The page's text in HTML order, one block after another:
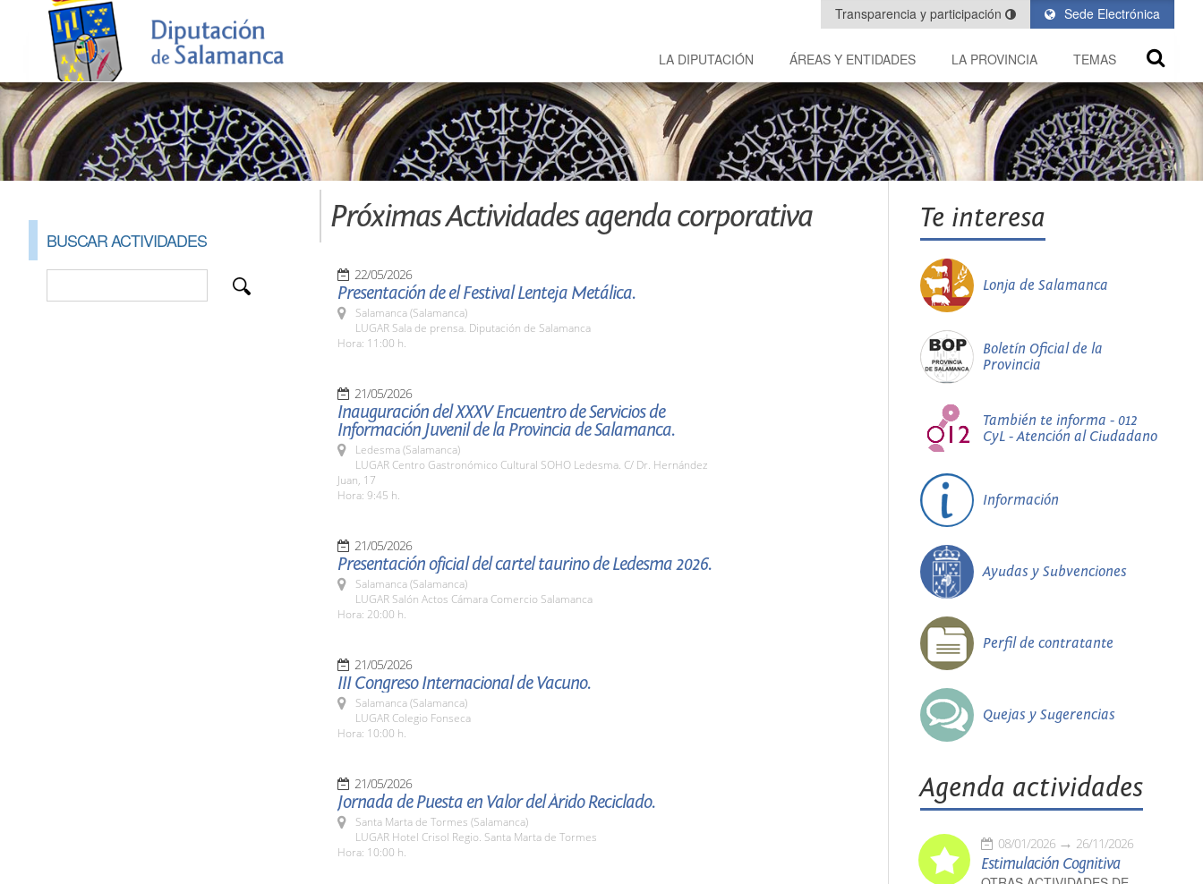
Sede Electrónica
Transparencia y participación
LA DIPUTACIÓN ÁREAS Y ENTIDADES LA PROVINCIA TEMAS
BUSCAR ACTIVIDADES
Próximas Actividades agenda corporativa
22/05/2026
Presentación de el Festival Lenteja Metálica.
Salamanca (Salamanca)
LUGAR Sala de prensa. Diputación de Salamanca
Hora: 11:00 h.
21/05/2026
Inauguración del XXXV Encuentro de Servicios de
Información Juvenil de la Provincia de Salamanca.
Ledesma (Salamanca)
LUGAR Centro Gastronómico Cultural SOHO Ledesma. C/ Dr. Hernández
Juan, 17
Hora: 9:45 h.
21/05/2026
Presentación oficial del cartel taurino de Ledesma 2026.
Salamanca (Salamanca)
LUGAR Salón Actos Cámara Comercio Salamanca
Hora: 20:00 h.
21/05/2026
III Congreso Internacional de Vacuno.
Salamanca (Salamanca)
LUGAR Colegio Fonseca
Hora: 10:00 h.
21/05/2026
Jornada de Puesta en Valor del Árido Reciclado.
Santa Marta de Tormes (Salamanca)
LUGAR Hotel Crisol Regio. Santa Marta de Tormes
Hora: 10:00 h.
Te interesa
Lonja de Salamanca
Boletín Oficial de la
Provincia
También te informa - 012
CyL - Atención al Ciudadano
Información
Ayudas y Subvenciones
Perfil de contratante
Quejas y Sugerencias
Agenda actividades
08/01/2026 26/11/2026
Estimulación Cognitiva